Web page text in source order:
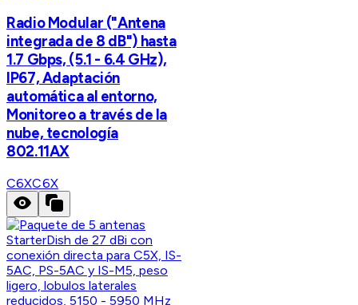
Radio Modular ("Antena
integrada de 8 dB") hasta
1.7 Gbps, (5.1 - 6.4 GHz),
IP67, Adaptación
automática al entorno,
Monitoreo a través de la
nube, tecnología
802.11AX
C6XC6X